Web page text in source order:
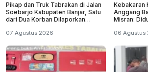
Pikap dan Truk Tabrakan di Jalan
Soebarjo Kabupaten Banjar, Satu
dari Dua Korban Dilaporkan
07 Agustus 2026
Kebakaran
Anggang
Misran:
06 Agustus